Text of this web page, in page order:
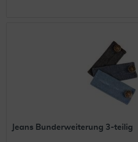
Jeans Bunderweiterung 3-teilig